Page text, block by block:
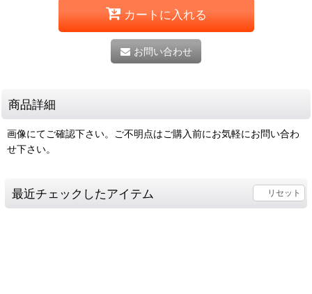
カートに入れる
お問い合わせ
商品詳細
画像にてご確認下さい。ご不明点はご購入前にお気軽にお問い合わ
せ下さい。
最近チェックしたアイテム リセット